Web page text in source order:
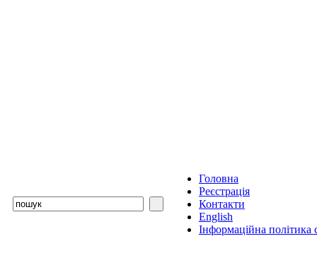
Головна
Реєстрація
Контакти
English
Інформаційна політика